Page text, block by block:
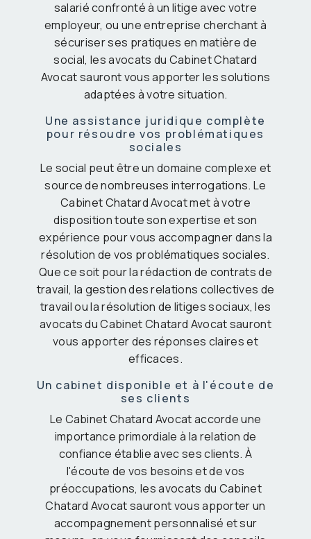
salarié confronté à un litige avec votre
employeur, ou une entreprise cherchant à
sécuriser ses pratiques en matière de
social, les avocats du Cabinet Chatard
Avocat sauront vous apporter les solutions
adaptées à votre situation.
Une assistance juridique complète
pour résoudre vos problématiques
sociales
Le social peut être un domaine complexe et
source de nombreuses interrogations. Le
Cabinet Chatard Avocat met à votre
disposition toute son expertise et son
expérience pour vous accompagner dans la
résolution de vos problématiques sociales.
Que ce soit pour la rédaction de contrats de
travail, la gestion des relations collectives de
travail ou la résolution de litiges sociaux, les
avocats du Cabinet Chatard Avocat sauront
vous apporter des réponses claires et
efficaces.
Un cabinet disponible et à l'écoute de
ses clients
Le Cabinet Chatard Avocat accorde une
importance primordiale à la relation de
confiance établie avec ses clients. À
l'écoute de vos besoins et de vos
préoccupations, les avocats du Cabinet
Chatard Avocat sauront vous apporter un
accompagnement personnalisé et sur